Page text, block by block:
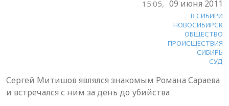
15:05, 09 июня 2011
В СИБИРИ
НОВОСИБИРСК
ОБЩЕСТВО
ПРОИСШЕСТВИЯ
СИБИРЬ
СУД
Сергей Митишов являлся знакомым Романа Сараева
и встречался с ним за день до убийства